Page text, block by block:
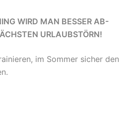
WIRD MAN BESSER AB-
URLAUBSTÖRN!
im Sommer sicher den